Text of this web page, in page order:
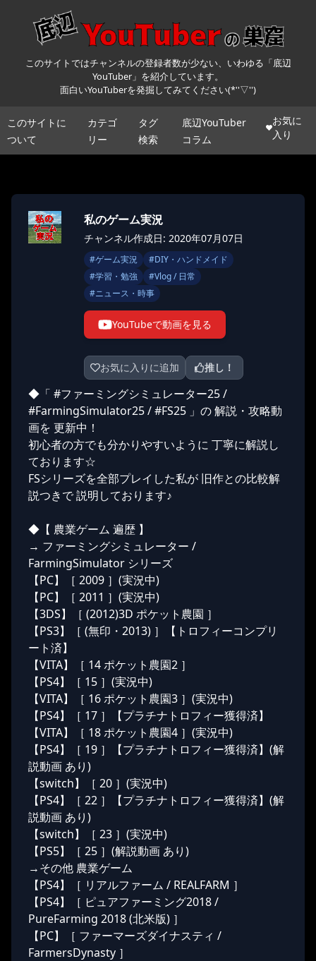
このサイトではチャンネルの登録者数が少ない、いわゆる「底辺
YouTuber」を紹介しています。
面白いYouTuberを発掘してみてください(*''▽'')
このサイトに
ついて
カテゴ
リー
タグ
検索
底辺YouTuber
コラム
お気に
入り
私のゲーム実況
チャンネル作成日: 2020年07月07日
#ゲーム実況 #DIY・ハンドメイド
#学習・勉強 #Vlog / 日常
#ニュース・時事
YouTubeで動画を見る
お気に入りに追加 推し！
◆「 #ファーミングシミュレーター25 /
#FarmingSimulator25 / #FS25 」の 解説・攻略動
画を 更新中！
初心者の方でも分かりやすいように 丁寧に解説し
ております☆
FSシリーズを全部プレイした私が 旧作との比較解
説つきで 説明しております♪
◆【 農業ゲーム 遍歴 】
→ ファーミングシミュレーター /
FarmingSimulator シリーズ
【PC】［ 2009 ］(実況中)
【PC】［ 2011 ］(実況中)
【3DS】［ (2012)3D ポケット農園 ］
【PS3】［ (無印・2013) ］【トロフィーコンプリ
ート済】
【VITA】［ 14 ポケット農園2 ］
【PS4】［ 15 ］(実況中)
【VITA】［ 16 ポケット農園3 ］(実況中)
【PS4】［ 17 ］【プラチナトロフィー獲得済】
【VITA】［ 18 ポケット農園4 ］(実況中)
【PS4】［ 19 ］【プラチナトロフィー獲得済】(解
説動画 あり)
【switch】［ 20 ］(実況中)
【PS4】［ 22 ］【プラチナトロフィー獲得済】(解
説動画 あり)
【switch】［ 23 ］(実況中)
【PS5】［ 25 ］(解説動画 あり)
→その他 農業ゲーム
【PS4】［ リアルファーム / REALFARM ］
【PS4】［ ピュアファーミング2018 /
PureFarming 2018 (北米版) ］
【PC】［ ファーマーズダイナスティ /
FarmersDynasty ］